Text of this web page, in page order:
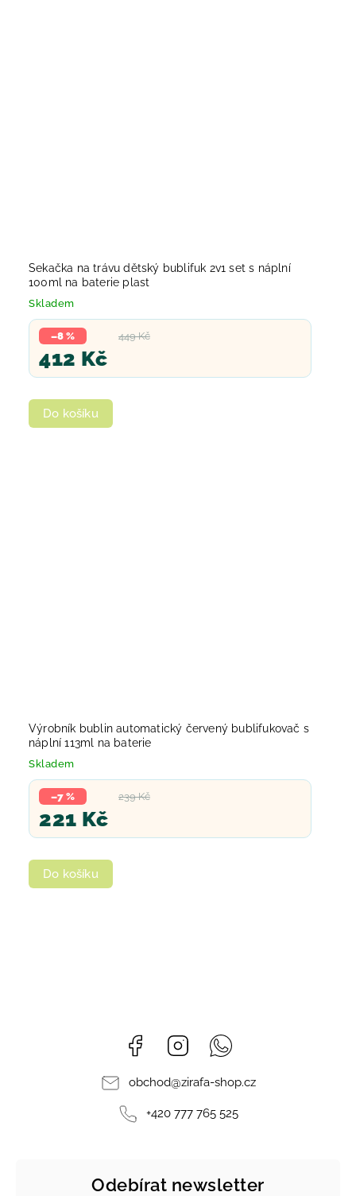
Sekačka na trávu dětský bublifuk 2v1 set s náplní
100ml na baterie plast
Skladem
449 Kč
–8 %
412 Kč
Do košíku
Výrobník bublin automatický červený bublifukovač s
náplní 113ml na baterie
Skladem
239 Kč
–7 %
221 Kč
Do košíku
Facebook Instagram
obchod@zirafa-shop.cz
+420 777 765 525
Odebírat newsletter